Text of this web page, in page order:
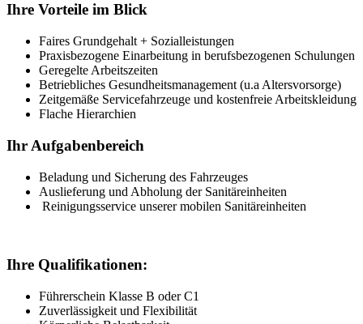
Ihre Vorteile im Blick
Faires Grundgehalt + Sozialleistungen
Praxisbezogene Einarbeitung in berufsbezogenen Schulungen
Geregelte Arbeitszeiten
Betriebliches Gesundheitsmanagement (u.a Altersvorsorge)
Zeitgemäße Servicefahrzeuge und kostenfreie Arbeitskleidung
Flache Hierarchien
Ihr Aufgabenbereich
Beladung und Sicherung des Fahrzeuges
Auslieferung und Abholung der Sanitäreinheiten
Reinigungsservice unserer mobilen Sanitäreinheiten
Ihre Qualifikationen:
Führerschein Klasse B oder C1
Zuverlässigkeit und Flexibilität